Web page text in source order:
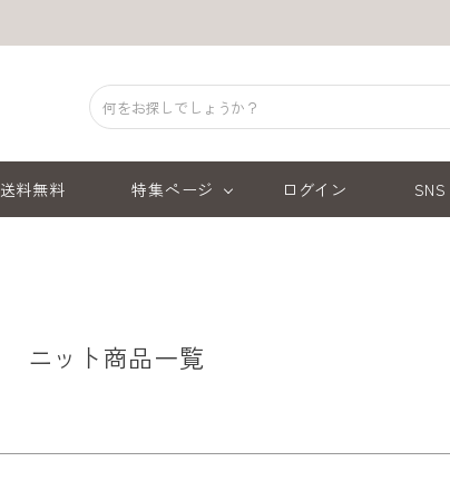
送料無料 特集ページ ログイン SNS
ニット商品一覧
予約商品のみを表示